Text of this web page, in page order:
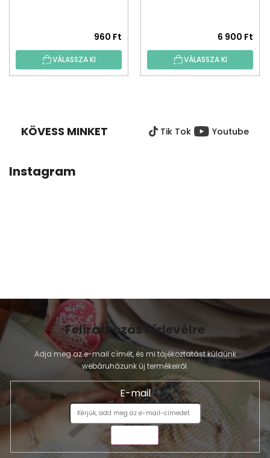
960 Ft
VÁLASSZA KI
6 900 Ft
VÁLASSZA KI
KÖVESS MINKET Tik Tok Youtube
Instagram
Feliratkozás hírlevélre
Adja meg az e-mail címét, és mi tájékoztatást küldünk
webáruházunk új termékeiről.
E-mail